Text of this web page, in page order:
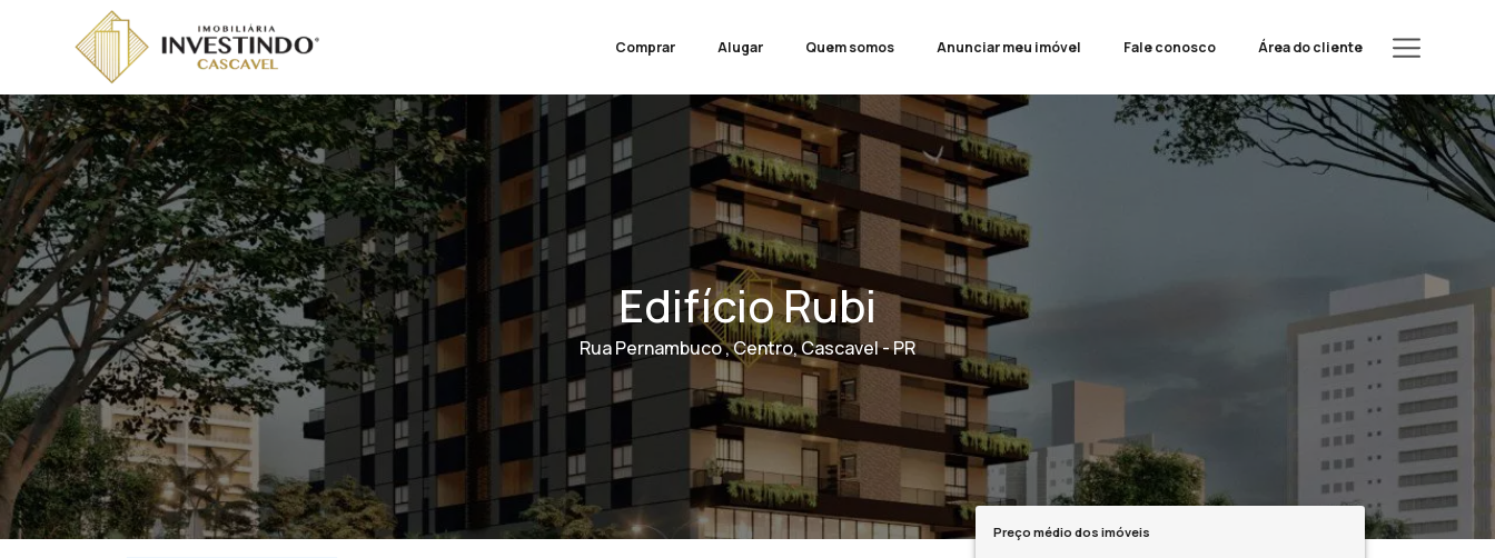
Comprar Alugar Quem somos Anunciar meu imóvel Fale conosco Área do cliente
Edifício Rubi
Rua Pernambuco , Centro, Cascavel - PR
Preço médio dos imóveis